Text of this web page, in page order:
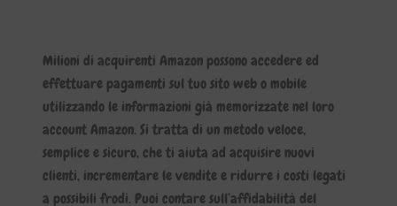
Milioni di acquirenti Amazon possono accedere ed
effettuare pagamenti sul tuo sito web o mobile
utilizzando le informazioni già memorizzate nel loro
account Amazon. Si tratta di un metodo veloce,
semplice e sicuro, che ti aiuta ad acquisire nuovi
clienti, incrementare le vendite e ridurre i costi legati
a possibili frodi. Puoi contare sull’affidabilità del